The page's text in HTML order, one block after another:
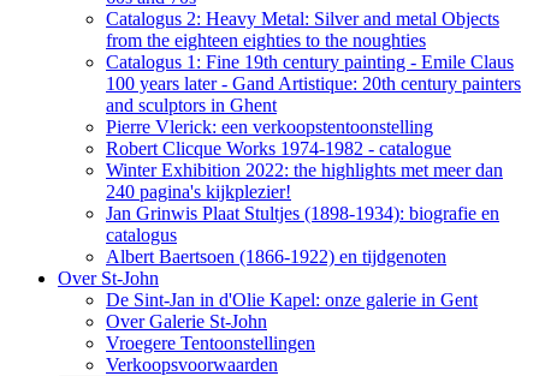
Catalogus 2: Heavy Metal: Silver and metal Objects
from the eighteen eighties to the noughties
Catalogus 1: Fine 19th century painting - Emile Claus
100 years later - Gand Artistique: 20th century painters
and sculptors in Ghent
Pierre Vlerick: een verkoopstentoonstelling
Robert Clicque Works 1974-1982 - catalogue
Winter Exhibition 2022: the highlights met meer dan
240 pagina's kijkplezier!
Jan Grinwis Plaat Stultjes (1898-1934): biografie en
catalogus
Albert Baertsoen (1866-1922) en tijdgenoten
Over St-John
De Sint-Jan in d'Olie Kapel: onze galerie in Gent
Over Galerie St-John
Vroegere Tentoonstellingen
Verkoopsvoorwaarden